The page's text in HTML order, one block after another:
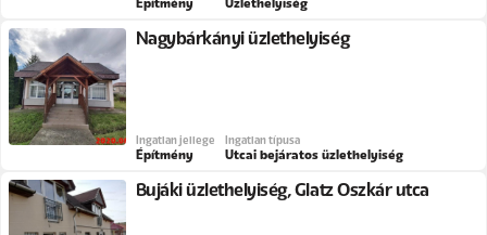
Építmény Üzlethelyiség
Nagybárkányi üzlethelyiség
Ingatlan jellege
Építmény
Ingatlan típusa
Utcai bejáratos üzlethelyiség
Bujáki üzlethelyiség, Glatz Oszkár utca